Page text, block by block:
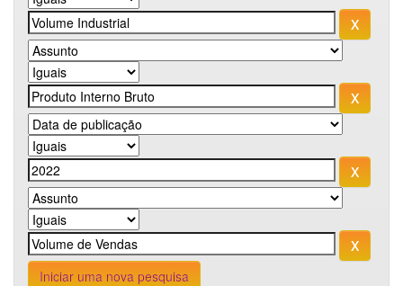
Iniciar uma nova pesquisa